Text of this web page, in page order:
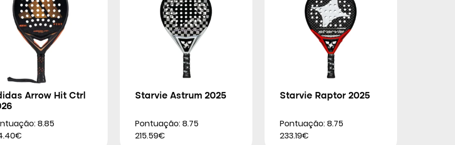
Arrow Hit Ctrl
8.85
Starvie Astrum 2025
Pontuação: 8.75
215.59€
Starvie Raptor 2025
Pontuação: 8.75
233.19€